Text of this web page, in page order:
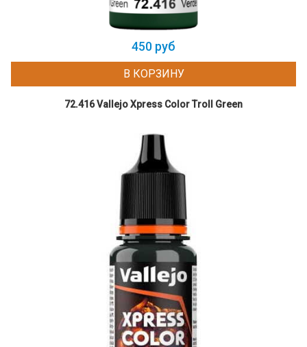
450 руб
В КОРЗИНУ
72.416 Vallejo Xpress Color Troll Green